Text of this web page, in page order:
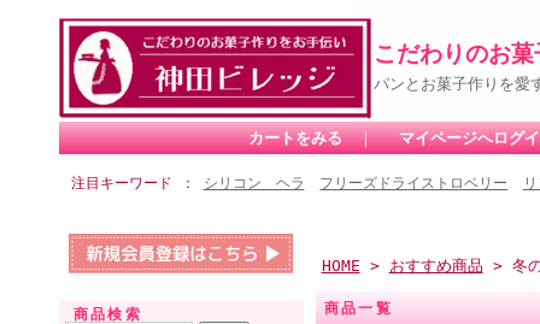
こだわりのお
パンとお菓子作りを愛
カートをみる ｜ マイページへログ
注目キーワード シリコン ヘラ フリーズドライストロベリー
商品検索
HOME > おすすめ商品 > 冬
商品一覧